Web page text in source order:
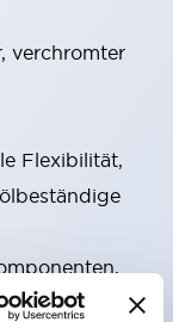
verchromter
Flexibilität,
und